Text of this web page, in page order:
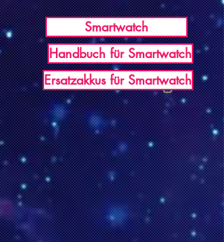
USB Germany
Smartwatch
Handbuch für Smartwatch
Ersatzakkus für Smartwatch